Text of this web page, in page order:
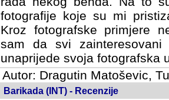
fotografije koje su mi
fotografske primjere
svi zainteresovani
svoja fotografska umijeca.
Autor: Dragutin Matoševic,
Barikada (INT) - Recenzije